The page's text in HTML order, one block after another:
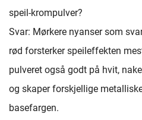
speil-krompulver?
Svar: Mørkere nyanser som
rød forsterker speileffekten
pulveret også godt på hvit,
og skaper forskjellige
basefargen.